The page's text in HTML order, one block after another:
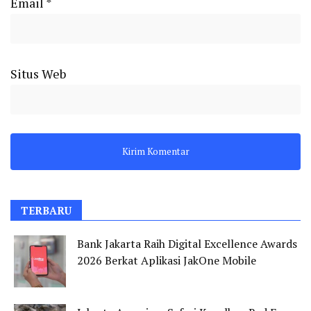
Situs Web
TERBARU
Bank Jakarta Raih Digital Excellence Awards
2026 Berkat Aplikasi JakOne Mobile